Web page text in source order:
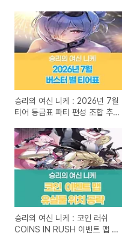
승리의 여신 니케 : 2026년 7월
티어 등급표 파티 편성 조합 추천
승리의 여신 니케 : 코인 러쉬
COINS IN RUSH 이벤트 맵 유